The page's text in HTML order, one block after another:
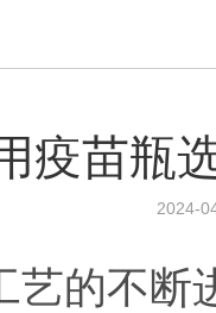
疫苗瓶
2024-
艺的不断